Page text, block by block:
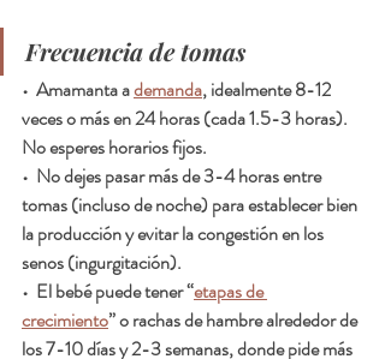
Frecuencia de tomas
•  Amamanta a demanda, idealmente 8-12
veces o más en 24 horas (cada 1.5-3 horas).
No esperes horarios fijos.
•  No dejes pasar más de 3-4 horas entre
tomas (incluso de noche) para establecer bien
la producción y evitar la congestión en los
senos (ingurgitación).
•  El bebé puede tener “etapas de
crecimiento” o rachas de hambre alrededor de
los 7-10 días y 2-3 semanas, donde pide más